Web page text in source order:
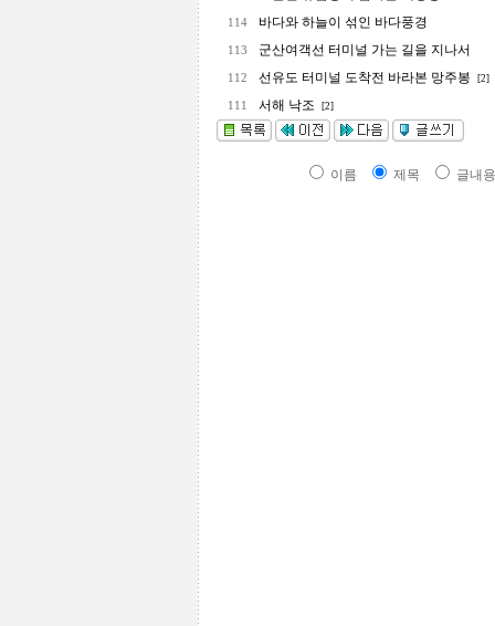
114 바다와 하늘이 섞인 바다풍경
113 군산여객선 터미널 가는 길을 지나서
112 선유도 터미널 도착전 바라본 망주봉 [2]
111 서해 낙조 [2]
이름 제목 글